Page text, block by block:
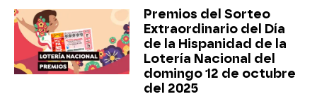
Premios del Sorteo
Extraordinario del Día
de la Hispanidad de la
Lotería Nacional del
domingo 12 de octubre
del 2025